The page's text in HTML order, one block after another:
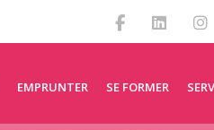
EMPRUNTER SE FORMER